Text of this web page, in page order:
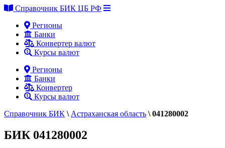
Справочник БИК ЦБ РФ
Регионы
Банки
Конвертер валют
Курсы валют
Регионы
Банки
Конвертер
Курсы валют
Справочник БИК \ Астраханская область \ 041280002
БИК 041280002